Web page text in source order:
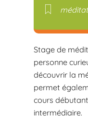
Stage de
personne
découvrir la
permet
cours
intermédiaire.